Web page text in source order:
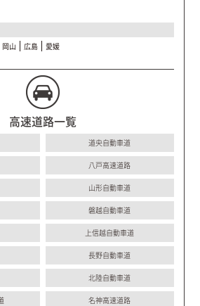
岡山 広島 愛媛
高速道路一覧
道央自動車道
八戸高速道路
山形自動車道
磐越自動車道
上信越自動車道
長野自動車道
北陸自動車道
名神高速道路